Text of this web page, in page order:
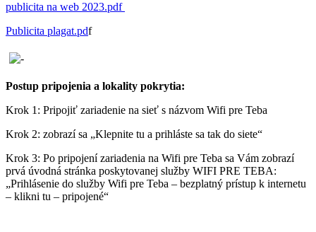
publicita na web 2023.pdf
Publicita plagat.pdf
Postup pripojenia a lokality pokrytia:
Krok 1: Pripojiť zariadenie na sieť s názvom Wifi pre Teba
Krok 2: zobrazí sa „Klepnite tu a prihláste sa tak do siete“
Krok 3: Po pripojení zariadenia na Wifi pre Teba sa Vám zobrazí
prvá úvodná stránka poskytovanej služby WIFI PRE TEBA:
„Prihlásenie do služby Wifi pre Teba – bezplatný prístup k internetu
– klikni tu – pripojené“